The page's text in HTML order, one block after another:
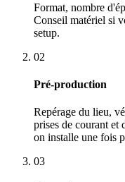
Format, nombre
Conseil matériel si
setup.
02
Pré-production
Repérage du lieu,
prises de courant et
on installe une fois
03